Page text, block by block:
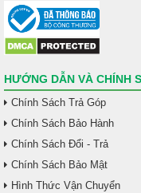
HƯỚNG DẪN VÀ CHÍNH
Chính Sách Trả Góp
Chính Sách Bảo Hành
Chính Sách Đổi - Trả
Chính Sách Bảo Mật
Hình Thức Vận Chuyển